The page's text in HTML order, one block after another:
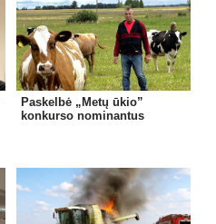
Paskelbė „Metų ūkio”
konkurso nominantus